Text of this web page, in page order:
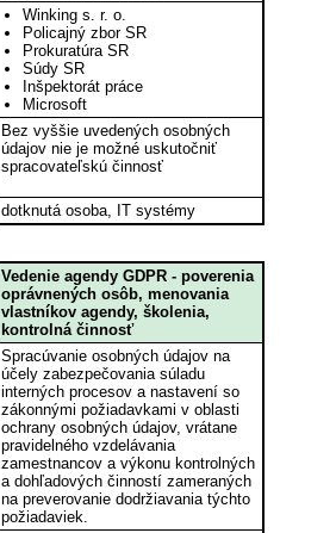
Winking s. r. o.
Policajný zbor SR
Prokuratúra SR
Súdy SR
Inšpektorát práce
Microsoft
Bez vyššie uvedených osobných
údajov nie je možné uskutočniť
spracovateľskú činnosť
dotknutá osoba, IT systémy
Vedenie agendy GDPR - poverenia
oprávnených osôb, menovania
vlastníkov agendy, školenia,
kontrolná činnosť
Spracúvanie osobných údajov na
účely zabezpečovania súladu
interných procesov a nastavení so
zákonnými požiadavkami v oblasti
ochrany osobných údajov, vrátane
pravidelného vzdelávania
zamestnancov a výkonu kontrolných
a dohľadových činností zameraných
na preverovanie dodržiavania týchto
požiadaviek.